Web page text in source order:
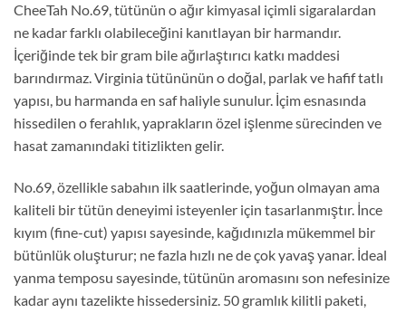
CheeTah No.69, tütünün o ağır kimyasal içimli sigaralardan
ne kadar farklı olabileceğini kanıtlayan bir harmandır.
İçeriğinde tek bir gram bile ağırlaştırıcı katkı maddesi
barındırmaz. Virginia tütününün o doğal, parlak ve hafif tatlı
yapısı, bu harmanda en saf haliyle sunulur. İçim esnasında
hissedilen o ferahlık, yaprakların özel işlenme sürecinden ve
hasat zamanındaki titizlikten gelir.
No.69, özellikle sabahın ilk saatlerinde, yoğun olmayan ama
kaliteli bir tütün deneyimi isteyenler için tasarlanmıştır. İnce
kıyım (fine-cut) yapısı sayesinde, kağıdınızla mükemmel bir
bütünlük oluşturur; ne fazla hızlı ne de çok yavaş yanar. İdeal
yanma temposu sayesinde, tütünün aromasını son nefesinize
kadar aynı tazelikte hissedersiniz. 50 gramlık kilitli paketi,